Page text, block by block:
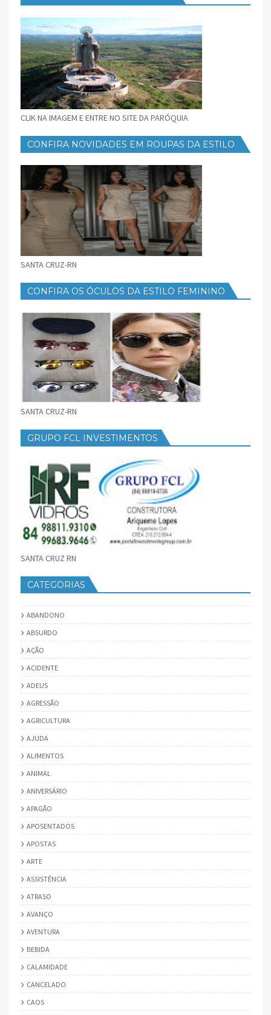
CLIK NA IMAGEM E ENTRE NO SITE DA PARÓQUIA
CONFIRA NOVIDADES EM ROUPAS DA ESTILO
SANTA CRUZ-RN
CONFIRA OS ÓCULOS DA ESTILO FEMININO
SANTA CRUZ-RN
GRUPO FCL INVESTIMENTOS
SANTA CRUZ RN
CATEGORIAS
ABANDONO
ABSURDO
AÇÃO
ACIDENTE
ADEUS
AGRESSÃO
AGRICULTURA
AJUDA
ALIMENTOS
ANIMAL
ANIVERSÁRIO
APAGÃO
APOSENTADOS
APOSTAS
ARTE
ASSISTÊNCIA
ATRASO
AVANÇO
AVENTURA
BEBIDA
CALAMIDADE
CANCELADO
CAOS